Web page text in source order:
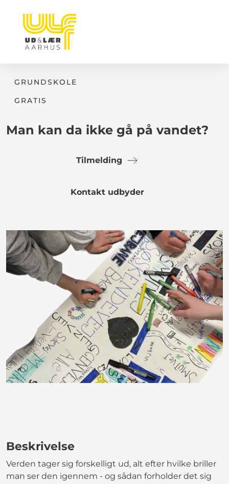
GRUNDSKOLE
GRATIS
Man kan da ikke gå på vandet?
Tilmelding
Kontakt udbyder
Beskrivelse
Verden tager sig forskelligt ud, alt efter hvilke briller
man ser den igennem - og sådan forholder det sig